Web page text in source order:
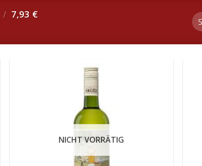
/ 7,93 €
NICHT VORRÄTIG